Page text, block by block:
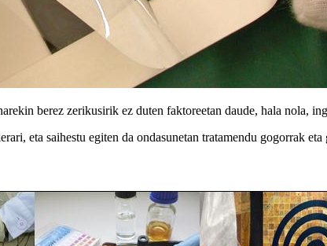
berez zerikusirik ez duten faktoreetan daude, hala nola,
eta saihestu egiten da ondasunetan tratamendu gogorrak